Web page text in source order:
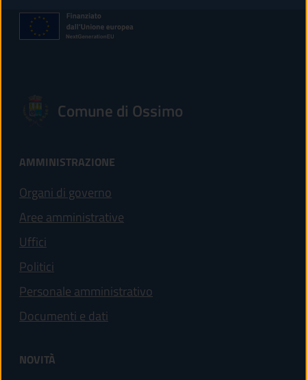
Comune di Ossimo
AMMINISTRAZIONE
Organi di governo
Aree amministrative
Uffici
Politici
Personale amministrativo
Documenti e dati
NOVITÀ